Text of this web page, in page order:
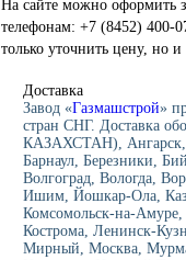
На сайте можно оформить
телефонам: +7 (8452) 400-
только уточнить цену, но
Доставка
Завод «Газмашстрой»
стран СНГ. Доставка
КАЗАХСТАН), Ангарск,
Барнаул, Березники,
Волгоград, Вологда,
Ишим, Йошкар-Ола,
Комсомольск-на-
Кострома, Ленинск-
Мирный, Москва,